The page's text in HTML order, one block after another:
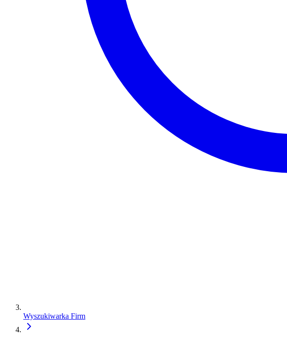
Wyszukiwarka Firm